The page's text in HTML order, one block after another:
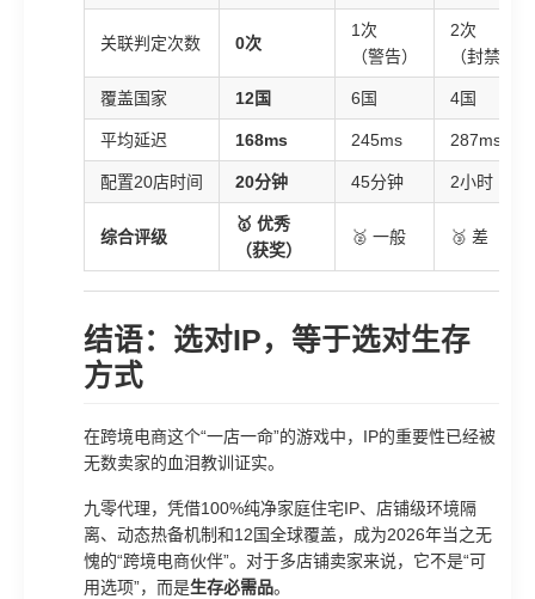
关联判定次数 0次
1次
（警告）
2次
（封禁1个
覆盖国家 12国 6国 4国
平均延迟 168ms 245ms 287ms
配置20店时间 20分钟 45分钟 2小时
综合评级
🥇 优秀
（获奖）
🥈 一般 🥉 差
结语：选对IP，等于选对生存
方式
在跨境电商这个“一店一命”的游戏中，IP的重要性已经被
无数卖家的血泪教训证实。
九零代理，凭借100%纯净家庭住宅IP、店铺级环境隔
离、动态热备机制和12国全球覆盖，成为2026年当之无
愧的“跨境电商伙伴”。对于多店铺卖家来说，它不是“可
用选项”，而是生存必需品。